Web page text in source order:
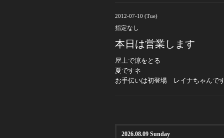
2012-07-10 (Tue)
指定なし
本日は営業します
屋上で涼をとる
夏ですネ
お手伝いは初登場 レイナちゃんで
2026.08.09 Sunday